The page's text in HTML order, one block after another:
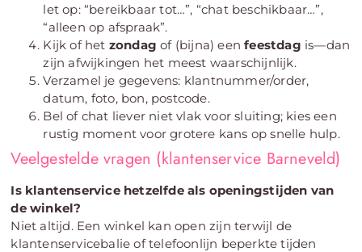
let op: “bereikbaar tot…”, “chat beschikbaar…”,
“alleen op afspraak”.
Kijk of het zondag of (bijna) eenfeestdag is—dan
zijn afwijkingen het meest waarschijnlijk.
Verzamel je gegevens: klantnummer/order,
datum, foto, bon, postcode.
Bel of chat liever niet vlak voor sluiting; kies een
rustig moment voor grotere kans op snelle hulp.
Veelgestelde vragen (klantenservice Barneveld)
Is klantenservice hetzelfde als openingstijden van
de winkel?
Niet altijd. Een winkel kan open zijn terwijl de
klantenservicebalie of telefoonlijn beperkte tijden